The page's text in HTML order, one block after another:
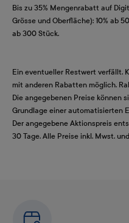
Bis zu 35% Mengenrabatt auf
Grösse und Oberfläche): 10% ab
ab 300 Stück.
Ein eventueller Restwert verfällt.
mit anderen Rabatten möglich.
Die angegebenen Preise können
Grundlage einer automatisierten
Der angegebene Aktionspreis
30 Tage. Alle Preise inkl. Mwst.